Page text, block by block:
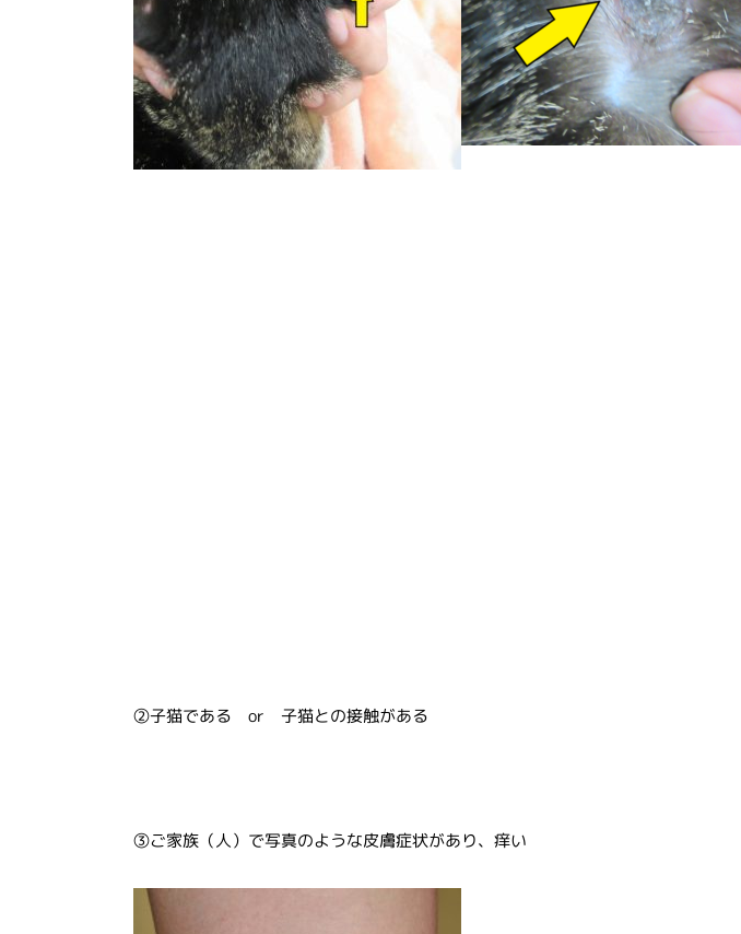
②子猫である or 子猫との接触がある
③ご家族（人）で写真のような皮膚症状があり、痒い